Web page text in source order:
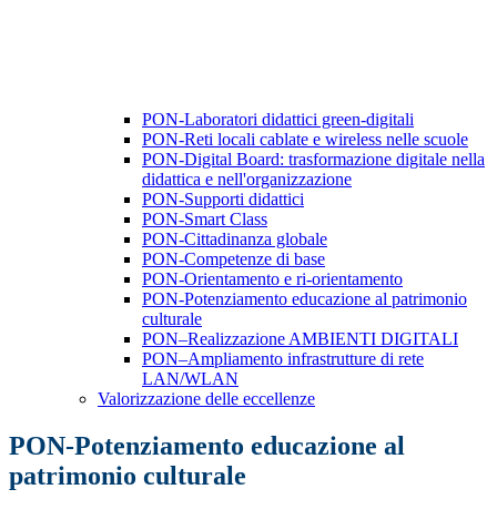
PON-Laboratori didattici green-digitali
PON-Reti locali cablate e wireless nelle scuole
PON-Digital Board: trasformazione digitale nella
didattica e nell'organizzazione
PON-Supporti didattici
PON-Smart Class
PON-Cittadinanza globale
PON-Competenze di base
PON-Orientamento e ri-orientamento
PON-Potenziamento educazione al patrimonio
culturale
PON–Realizzazione AMBIENTI DIGITALI
PON–Ampliamento infrastrutture di rete
LAN/WLAN
Valorizzazione delle eccellenze
PON-Potenziamento educazione al
patrimonio culturale